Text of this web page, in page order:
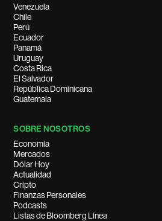
Venezuela
Chile
Perú
Ecuador
Panamá
Uruguay
Costa Rica
El Salvador
República Dominicana
Guatemala
SOBRE NOSOTROS
Economía
Mercados
Dólar Hoy
Actualidad
Cripto
Finanzas Personales
Podcasts
Listas de Bloomberg Línea